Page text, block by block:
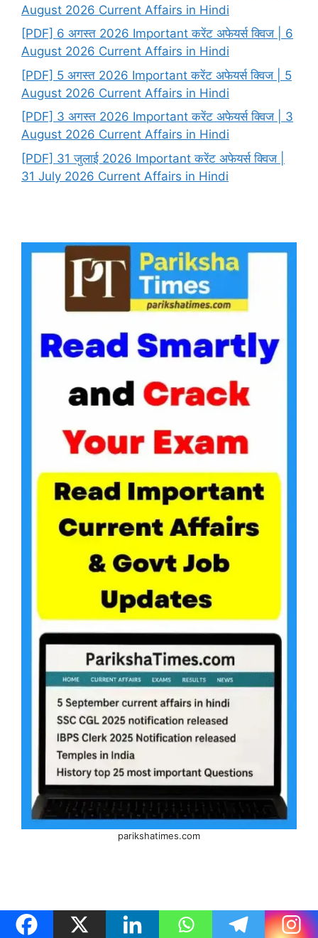
August 2026 Current Affairs in Hindi
[PDF] 6 अगस्त 2026 Important करेंट अफेयर्स क्विज | 6
August 2026 Current Affairs in Hindi
[PDF] 5 अगस्त 2026 Important करेंट अफेयर्स क्विज | 5
August 2026 Current Affairs in Hindi
[PDF] 3 अगस्त 2026 Important करेंट अफेयर्स क्विज | 3
August 2026 Current Affairs in Hindi
[PDF] 31 जुलाई 2026 Important करेंट अफेयर्स क्विज |
31 July 2026 Current Affairs in Hindi
parikshatimes.com